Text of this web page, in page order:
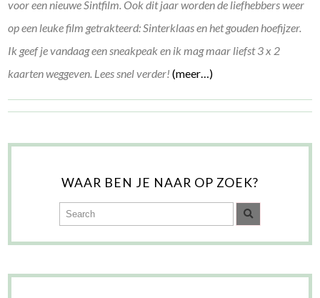
voor een nieuwe Sintfilm. Ook dit jaar worden de liefhebbers weer
op een leuke film getrakteerd: Sinterklaas en het gouden hoefijzer.
Ik geef je vandaag een sneakpeak en ik mag maar liefst 3 x 2
kaarten weggeven. Lees snel verder! (meer…)
WAAR BEN JE NAAR OP ZOEK?